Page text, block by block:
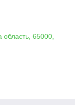
область, 65000,